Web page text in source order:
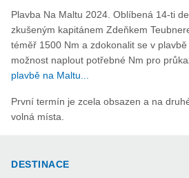
Plavba Na Maltu 2024. Oblíbená 14-ti
zkušeným kapitánem Zdeňkem
téměř 1500 Nm a zdokonalit se v
možnost naplout potřebné Nm pro
plavbě na Maltu...
První termín je zcela obsazen a na
volná místa.
DESTINACE